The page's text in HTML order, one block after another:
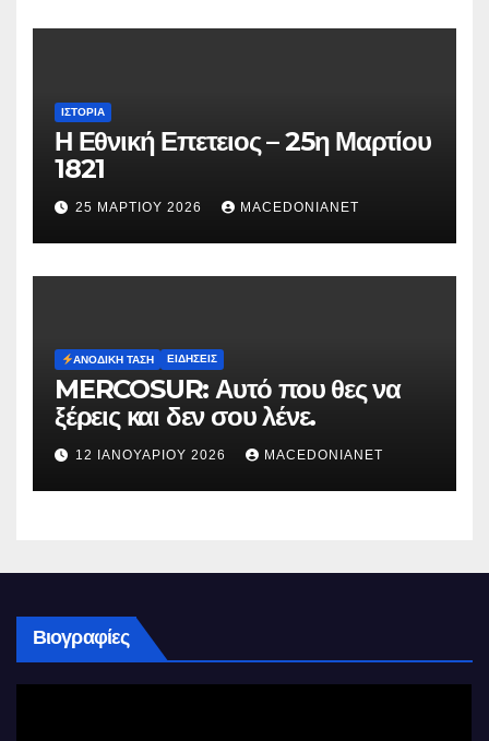
ΙΣΤΟΡΊΑ
Η Εθνική Επετειος – 25η Μαρτίου
1821
25 ΜΑΡΤΊΟΥ 2026 MACEDONIANET
ΑΝΟΔΙΚΉ ΤΆΣΗ ΕΙΔΉΣΕΙΣ
MERCOSUR: Αυτό που θες να
ξέρεις και δεν σου λένε.
12 ΙΑΝΟΥΑΡΊΟΥ 2026 MACEDONIANET
Βιογραφίες